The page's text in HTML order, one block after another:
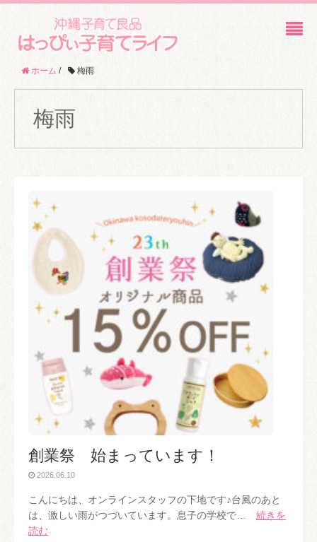
ホーム / 梅雨
梅雨
創業祭 始まっています！
2026.06.10
こんにちは、オンラインスタッフの下地です♪台風のあと
は、激しい雨がつづいています。息子の学校で… 続きを
読む